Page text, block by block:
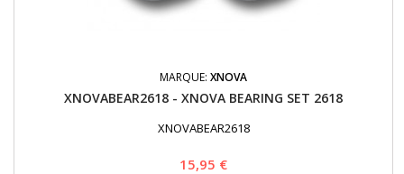
MARQUE: XNOVA
XNOVABEAR2618 - XNOVA BEARING SET 2618
XNOVABEAR2618
Prix
15,95 €